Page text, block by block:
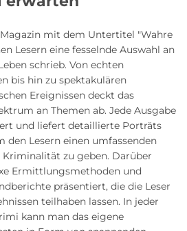
mit dem Untertitel "Wahre
Lesern eine fesselnde Auswahl an
schrieb. Von echten
bis hin zu spektakulären
Ereignissen deckt das
an Themen ab. Jede Ausgabe
und liefert detaillierte Porträts
den Lesern einen umfassenden
zu geben. Darüber
Ermittlungsmethoden und
präsentiert, die die Leser
teilhaben lassen. In jeder
kann man das eigene